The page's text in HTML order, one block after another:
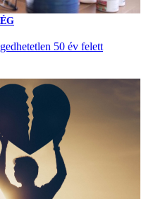
50 év felett